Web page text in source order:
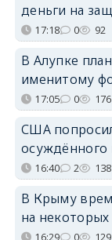
деньги на
17:18 0 92
В Алупке
именитому
17:05 0 176
США
осуждённого
16:40 2 138
В Крыму
на
16:29 0 129